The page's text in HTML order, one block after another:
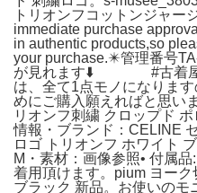
トリオンフコットンジャー
immediate purchase
in authentic products,so
your purchase.✴️管理番号
が見れます⬇️ #古着屋
は、全て1点モノになりま
めにご購入願えればと思い
リオンフ刺繍 クロップド
情報・ブランド：CELINE
ロゴ トリオンフ ホワイト
M・素材：画像参照• 付属
着用頂けます。pium ヨー
ブラック 新品。お使いのモ